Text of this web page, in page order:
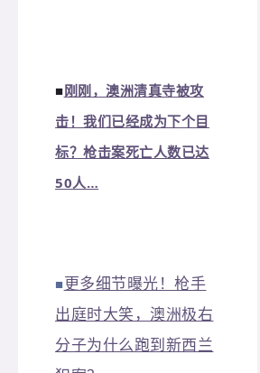
■刚刚，澳洲清真寺被攻
击！我们已经成为下个目
标？枪击案死亡人数已达
50人…
■更多细节曝光！枪手
出庭时大笑，澳洲极右
分子为什么跑到新西兰